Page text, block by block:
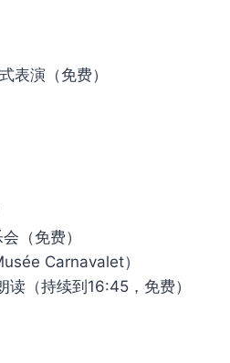
表演（免费）
（免费）
Carnavalet）
（持续到16:45，免费）